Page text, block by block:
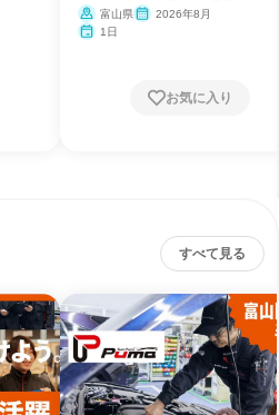
富山県
2026年8月
1日
お気に入り
すべて見る